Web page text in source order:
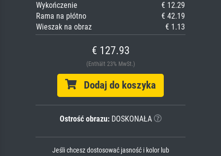
Wykończenie
€ 12.29
Rama na płótno
€ 42.19
Wieszak na obraz
€ 1.13
€ 127.93
(Enthält 23% MwSt.)
Dodaj do koszyka
Ostrość obrazu:DOSKONAŁA
Jeśli chcesz dostosować jasność i kolor lub